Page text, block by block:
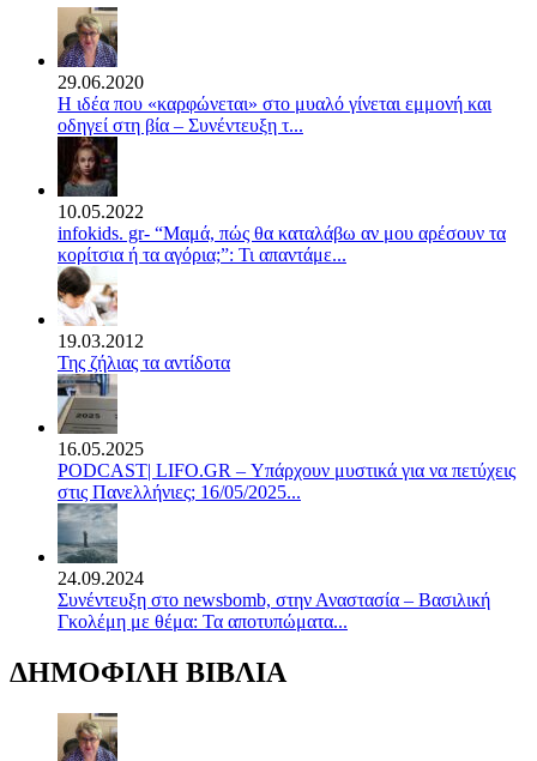
29.06.2020
Η ιδέα που «καρφώνεται» στο μυαλό γίνεται εμμονή και
οδηγεί στη βία – Συνέντευξη τ...
10.05.2022
infokids. gr- “Μαμά, πώς θα καταλάβω αν μου αρέσουν τα
κορίτσια ή τα αγόρια;”: Τι απαντάμε...
19.03.2012
Της ζήλιας τα αντίδοτα
16.05.2025
PODCAST| LIFO.GR – Υπάρχουν μυστικά για να πετύχεις
στις Πανελλήνιες; 16/05/2025...
24.09.2024
Συνέντευξη στο newsbomb, στην Αναστασία – Βασιλική
Γκολέμη με θέμα: Τα αποτυπώματα...
ΔΗΜΟΦΙΛΗ ΒΙΒΛΙΑ